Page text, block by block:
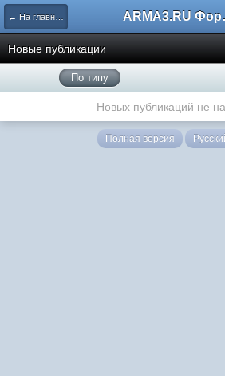
← На главную
Новые публикации
По типу
Новых публикаций не
Полная версия